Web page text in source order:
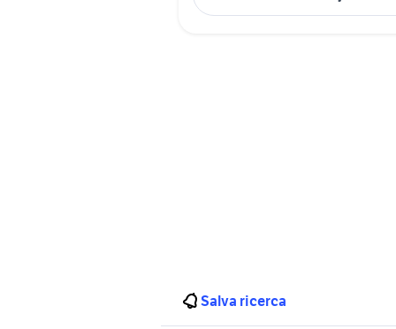
Salva ricerca